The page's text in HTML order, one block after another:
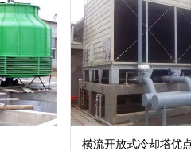
横流开放式冷却塔优